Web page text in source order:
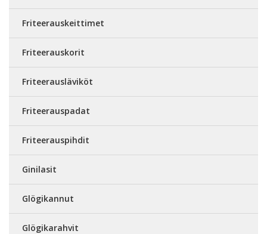
Friteerauskeittimet
Friteerauskorit
Friteerausläviköt
Friteerauspadat
Friteerauspihdit
Ginilasit
Glögikannut
Glögikarahvit